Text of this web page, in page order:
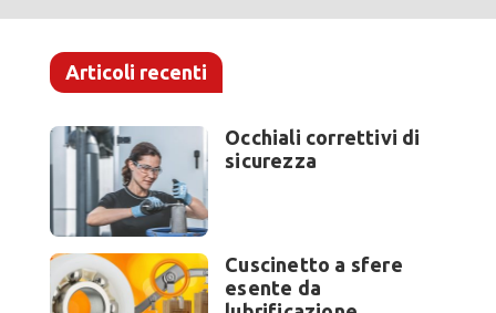
Articoli recenti
Occhiali correttivi di
sicurezza
Cuscinetto a sfere
esente da